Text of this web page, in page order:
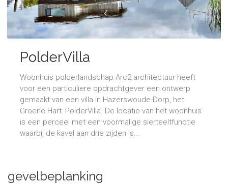
PolderVilla
Woonhuis polderlandschap Arc2 architectuur heeft
voor een particuliere opdrachtgever een ontwerp
gemaakt van een villa in Hazerswoude-Dorp, het
Groene Hart: PolderVilla. De locatie van het woonhuis
is een perceel met een voormalige sierteeltfunctie
waarbij de kavel aan drie zijden is...
gevelbeplanking